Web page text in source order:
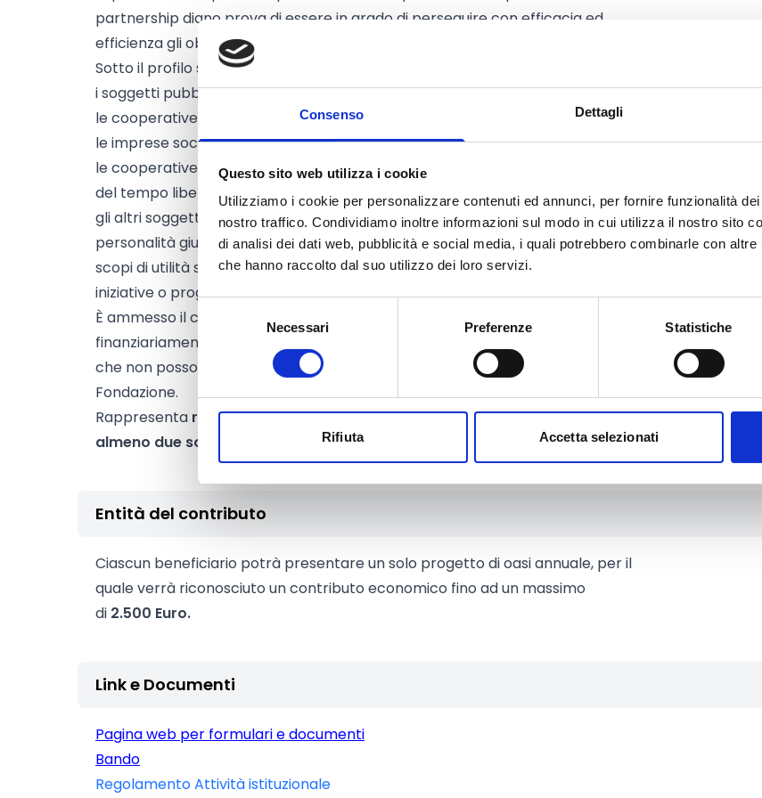
Consenso Dettagli
Questo sito web utilizza i cookie
Utilizziamo i cookie per personalizzare contenuti ed annunci, per fornire funzionalità
nostro traffico. Condividiamo inoltre informazioni sul modo in cui utilizza il nostro sito
di analisi dei dati web, pubblicità e social media, i quali potrebbero combinarle con
che hanno raccolto dal suo utilizzo dei loro servizi.
consenso
Necessari Preferenze Statistiche
Rifiuta Accetta selezionati
partnership diano prova di essere in grado di perseguire con efficacia ed
efficienza gli obiettivi delle iniziative proposte.
Sotto il profilo soggettivo, possono proporre iniziative:
i soggetti pubblici, gli enti del terzo settore, nonché le imprese strumentali,
le cooperative sociali,
le imprese sociali,
le cooperative che operano nel settore dello spettacolo, dell'informazione e
del tempo libero;
gli altri soggetti di carattere privato senza scopo di lucro, con o senza
personalità giuridica, che promuovono lo sviluppo economico o perseguono
scopi di utilità sociale nel territorio di competenza della Fondazione, per
iniziative o progetti riconducibili ad uno dei settori di intervento.
È ammesso il coinvolgimento di soggetti for profit, che contribuiscano
finanziariamente e/o con azioni specifiche alla realizzazione delle attività, ma
che non possono in nessun modo essere beneficiari del contributo della
Fondazione.
Rappresenta requisito obbligatoriola costruzione di unpartenariato di
almeno due soggetti.
Entità del contributo
Ciascun beneficiario potrà presentare un solo progetto di oasi annuale, per il
quale verrà riconosciuto un contributo economico fino ad un massimo
di 2.500 Euro.
Link e Documenti
Pagina web per formulari e documenti
Bando
Regolamento Attività istituzionale